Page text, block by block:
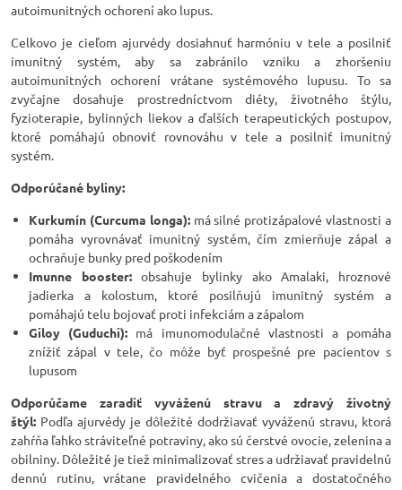
autoimunitných ochorení ako lupus.
Celkovo je cieľom ajurvédy dosiahnuť harmóniu v tele a posilniť
imunitný systém, aby sa zabránilo vzniku a zhoršeniu
autoimunitných ochorení vrátane systémového lupusu. To sa
zvyčajne dosahuje prostredníctvom diéty, životného štýlu,
fyzioterapie, bylinných liekov a ďalších terapeutických postupov,
ktoré pomáhajú obnoviť rovnováhu v tele a posilniť imunitný
systém.
Odporúčané byliny:
Kurkumín (Curcuma longa):má silné protizápalové vlastnosti a
pomáha vyrovnávať imunitný systém, čím zmierňuje zápal a
ochraňuje bunky pred poškodením
Imunne booster:obsahuje bylinky ako Amalaki, hroznové
jadierka a kolostum, ktoré posilňujú imunitný systém a
pomáhajú telu bojovať proti infekciám a zápalom
Giloy (Guduchi): má imunomodulačné vlastnosti a pomáha
znížiť zápal v tele, čo môže byť prospešné pre pacientov s
lupusom
Odporúčame zaradiť vyváženú stravu a zdravý životný
štýl: Podľa ajurvédy je dôležité dodržiavať vyváženú stravu, ktorá
zahŕňa ľahko stráviteľné potraviny, ako sú čerstvé ovocie, zelenina a
obilniny. Dôležité je tiež minimalizovať stres a udržiavať pravidelnú
dennú rutinu, vrátane pravidelného cvičenia a dostatočného